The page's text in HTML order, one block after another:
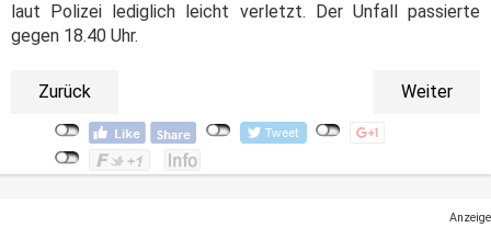
laut Polizei lediglich leicht verletzt. Der Unfall passierte
gegen 18.40 Uhr.
Zurück Weiter
Anzeige